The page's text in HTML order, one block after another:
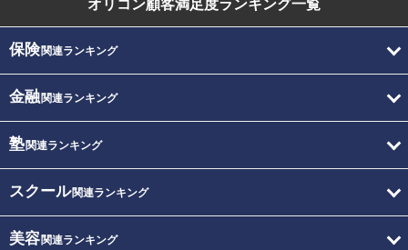
オリコン顧客満足度ランキング一覧
保険関連ランキング
金融関連ランキング
塾関連ランキング
スクール関連ランキング
美容関連ランキング